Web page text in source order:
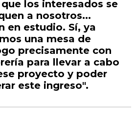
los interesados se
a nosotros...
en estudio. Sí, ya
una mesa de
precisamente con
para llevar a cabo
proyecto y poder
este ingreso".